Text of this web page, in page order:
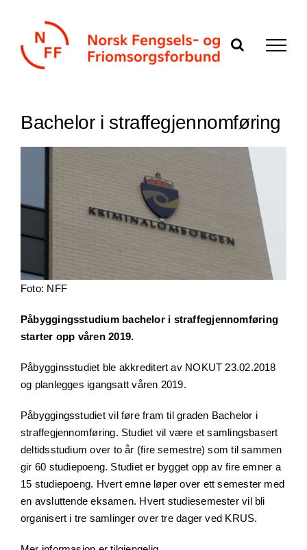
Bachelor i straffegjennomføring
Foto: NFF
Påbyggingsstudium bachelor i straffegjennomføring
starter opp våren 2019.
Påbygginsstudiet ble akkreditert av NOKUT 23.02.2018
og planlegges igangsatt våren 2019.
Påbyggingsstudiet vil føre fram til graden Bachelor i
straffegjennomføring. Studiet vil være et samlingsbasert
deltidsstudium over to år (fire semestre) som til sammen
gir 60 studiepoeng. Studiet er bygget opp av fire emner a
15 studiepoeng. Hvert emne løper over ett semester med
en avsluttende eksamen. Hvert studiesemester vil bli
organisert i tre samlinger over tre dager ved KRUS.